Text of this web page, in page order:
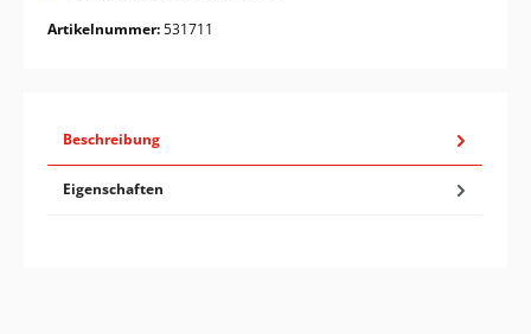
Artikelnummer:531711
Beschreibung
Eigenschaften